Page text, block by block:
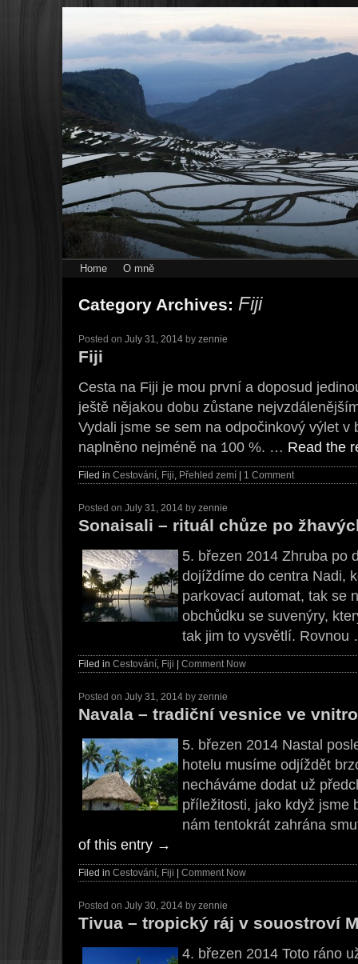
Home O mně
Category Archives: Fiji
Posted on July 31, 2014 by zennie
Fiji
Cesta na Fiji je mou první a doposud
ještě nějakou dobu zůstane
Vydali jsme se sem na odpočinkový výlet
naplněno nejméně na 100 %. … Read the
Filed in Cestování, Fiji, Přehled zemí 1 Comment
Posted on July 31, 2014 by zennie
Sonaisali – rituál chůze po
5. březen 2014 Zhruba po
dojíždíme do centra Nadi,
parkovací automat, tak se
obchůdku se suvenýry,
tak jim to vysvětlí.
Filed in Cestování, Fiji Comment Now
Posted on July 31, 2014 by zennie
Navala – tradiční vesnice ve
5. březen 2014 Nastal
hotelu musíme odjíždět
necháváme dodat už
příležitosti, jako když jsme
nám tentokrát zahrána
of this entry →
Filed in Cestování, Fiji Comment Now
Posted on July 30, 2014 by zennie
Tivua – tropický ráj v souostroví
4. březen 2014 Toto ráno